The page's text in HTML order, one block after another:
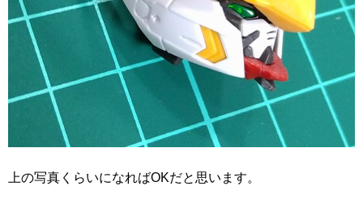
上の写真くらいになればOKだと思います。